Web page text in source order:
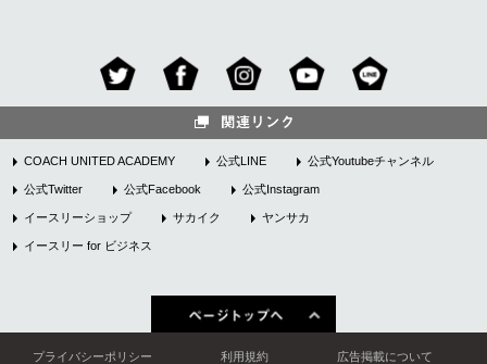
COACH UNITED ACADEMY 公式LINE 公式Youtubeチャンネル
公式Twitter 公式Facebook 公式Instagram
イースリーショップ サカイク ヤンサカ
イースリー for ビジネス
プライバシーポリシー 利用規約 広告掲載について